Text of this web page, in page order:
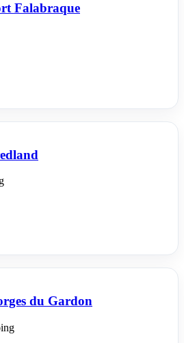
Falabraque
du Gardon